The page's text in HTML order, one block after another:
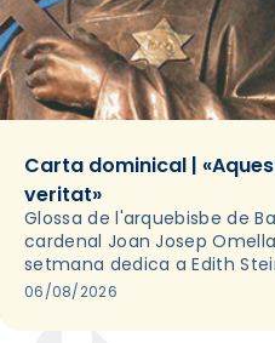
Carta dominical |
veritat»
Glossa de l'arquebisbe de
cardenal Joan Josep
setmana dedica a Edith
06/08/2026